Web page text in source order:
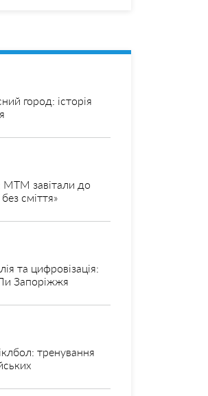
город: історія
МТМ завітали до
сміття»
та цифровізація:
Запоріжжя
тренування